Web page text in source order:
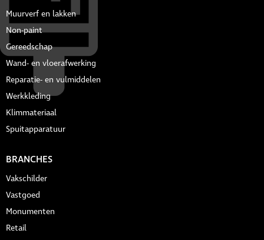
Muurverf en lakken
Non-paint
Gereedschap
Wand- en vloerafwerking
Reparatie- en vulmiddelen
Werkkleding
Klimmateriaal
Spuitapparatuur
BRANCHES
Vakschilder
Vastgoed
Monumenten
Retail